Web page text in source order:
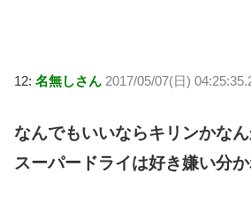
12: 名無しさん 2017/05/07(日)
なんでもいいならキリンかな
スーパードライは好き嫌い分